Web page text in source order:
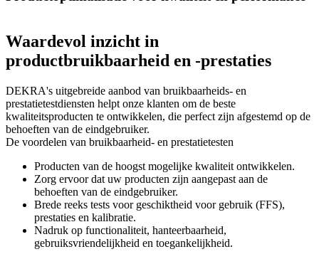
Waardevol inzicht in
productbruikbaarheid en -prestaties
DEKRA's uitgebreide aanbod van bruikbaarheids- en
prestatietestdiensten helpt onze klanten om de beste
kwaliteitsproducten te ontwikkelen, die perfect zijn afgestemd op de
behoeften van de eindgebruiker.
De voordelen van bruikbaarheid- en prestatietesten
Producten van de hoogst mogelijke kwaliteit ontwikkelen.
Zorg ervoor dat uw producten zijn aangepast aan de
behoeften van de eindgebruiker.
Brede reeks tests voor geschiktheid voor gebruik (FFS),
prestaties en kalibratie.
Nadruk op functionaliteit, hanteerbaarheid,
gebruiksvriendelijkheid en toegankelijkheid.